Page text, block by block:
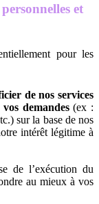
et
pour les
de nos services
demandes(ex :
sur la base de nos
intérêt légitime à
de l’exécution du
au mieux à vos